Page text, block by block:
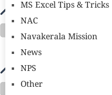
MS Excel Tips & Tricks
NAC
Navakerala Mission
News
NPS
Other